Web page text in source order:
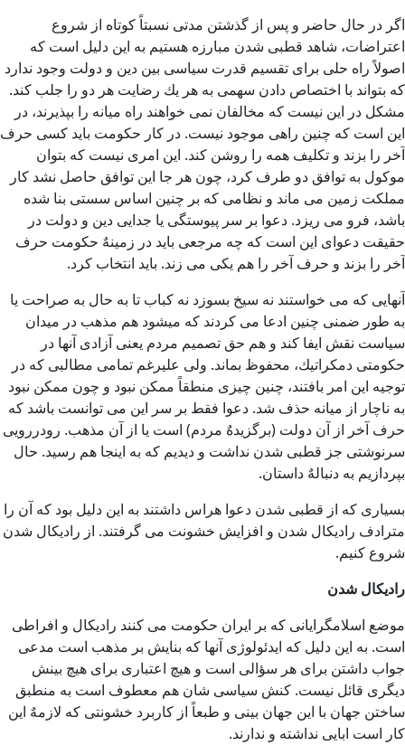
اگر در حال حاضر و پس از گذشتن مدتی نسبتاً كوتاه از شروع
اعتراضات، شاهد قطبی شدن مبارزه هستیم به این دلیل است كه
اصولاً راه حلی برای تقسیم قدرت سیاسی بین دین و دولت وجود ندارد
كه بتواند با اختصاص دادن سهمی به هر یك رضایت هر دو را جلب كند.
مشکل در این نیست که مخالفان نمی خواهند راه میانه را بپذیرند، در
این است که چنین راهی موجود نیست. در كار حكومت باید كسی حرف
آخر را بزند و تكلیف همه را روشن كند. این امری نیست كه بتوان
موكول به توافق دو طرف كرد، چون هر جا این توافق حاصل نشد كار
مملكت زمین می ماند و نظامی كه بر چنین اساس سستی بنا شده
باشد، فرو می ریزد. دعوا بر سر پیوستگی یا جدایی دین و دولت در
حقیقت دعوای این است كه چه مرجعی باید در زمینهٌ حكومت حرف
آخر را بزند و حرف آخر را هم یكی می زند. باید انتخاب كرد.
آنهایی كه می خواستند نه سیخ بسوزد نه كباب تا به حال به صراحت یا
به طور ضمنی چنین ادعا می كردند كه میشود هم مذهب در میدان
سیاست نقش ایفا كند و هم حق تصمیم مردم یعنی آزادی آنها در
حكومتی دمكراتیك، محفوظ بماند. ولی علیرغم تمامی مطالبی كه در
توجیه این امر بافتند، چنین چیزی منطقاً ممكن نبود و چون ممكن نبود
به ناچار از میانه حذف شد. دعوا فقط بر سر این می توانست باشد كه
حرف آخر از آن دولت (برگزیدهٌ مردم) است یا از آن مذهب. رودررویی
سرنوشتی جز قطبی شدن نداشت و دیدیم كه به اینجا هم رسید. حال
بپردازیم به دنبالهٌ داستان.
بسیاری كه از قطبی شدن دعوا هراس داشتند به این دلیل بود كه آن را
مترادف رادیكال شدن و افزایش خشونت می گرفتند. از رادیكال شدن
شروع كنیم.
رادیكال شدن
موضع اسلامگرایانی كه بر ایران حكومت می كنند رادیكال و افراطی
است. به این دلیل كه ایدئولوژی آنها كه بنایش بر مذهب است مدعی
جواب داشتن برای هر سؤالی است و هیچ اعتباری برای هیچ بینش
دیگری قائل نیست. كنش سیاسی شان هم معطوف است به منطبق
ساختن جهان با این جهان بینی و طبعاً از كاربرد خشونتی كه لازمهٌ این
كار است ابایی نداشته و ندارند.